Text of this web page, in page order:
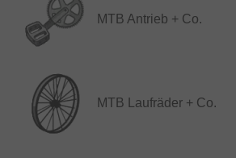
MTB Antrieb + Co.
MTB Laufräder + Co.